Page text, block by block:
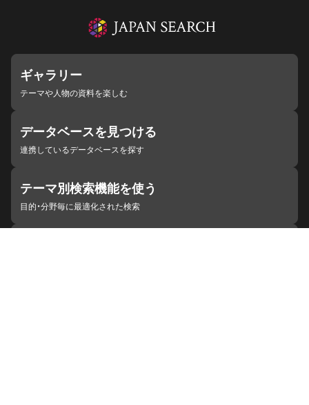
ギャラリー
テーマや人物の資料を楽しむ
データベースを見つける
連携しているデータベースを探す
テーマ別検索機能を使う
目的・分野毎に最適化された検索